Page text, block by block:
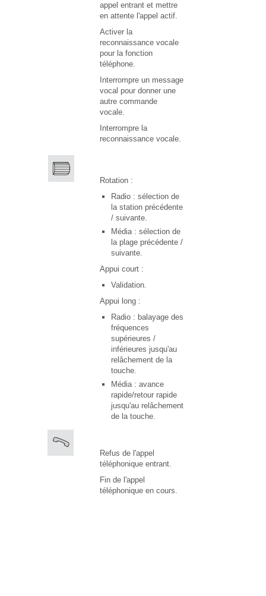
appel entrant et mettre
en attente l'appel actif.
Activer la
reconnaissance vocale
pour la fonction
téléphone.
Interrompre un message
vocal pour donner une
autre commande
vocale.
Interrompre la
reconnaissance vocale.
Rotation :
Radio : sélection de
la station précédente
/ suivante.
Média : sélection de
la plage précédente /
suivante.
Appui court :
Validation.
Appui long :
Radio : balayage des
fréquences
supérieures /
inférieures jusqu'au
relâchement de la
touche.
Média : avance
rapide/retour rapide
jusqu'au relâchement
de la touche.
Refus de l'appel
téléphonique entrant.
Fin de l'appel
téléphonique en cours.